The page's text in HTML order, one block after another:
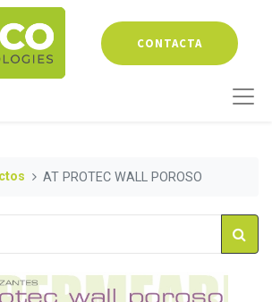
CONTACTA
AT PROTEC WALL POROSO